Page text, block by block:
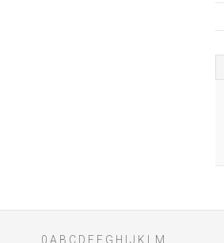
0 A B C D E F G H J K M